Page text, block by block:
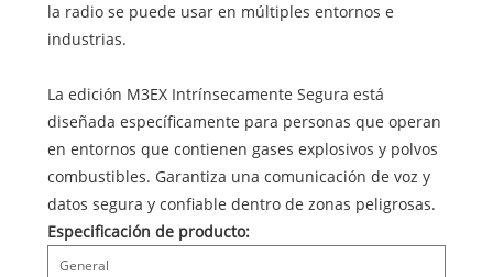
la radio se puede usar en múltiples entornos e
industrias.
La edición M3EX Intrínsecamente Segura está
diseñada específicamente para personas que operan
en entornos que contienen gases explosivos y polvos
combustibles. Garantiza una comunicación de voz y
datos segura y confiable dentro de zonas peligrosas.
Especificación de producto:
General